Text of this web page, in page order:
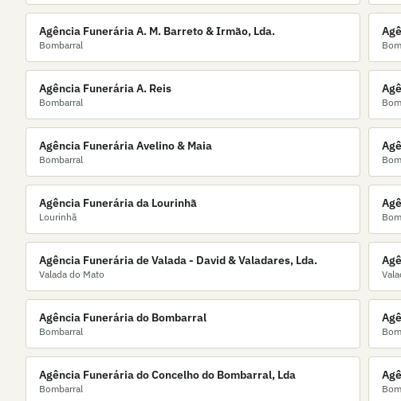
Agência Funerária A. M. Barreto & Irmão, Lda.
Bombarral
Agência Funerária A. Reis
Bombarral
Agência Funerária Avelino & Maia
Bombarral
Agência Funerária da Lourinhã
Lourinhã
Agência Funerária de Valada - David & Valadares, Lda.
Valada do Mato
Agência Funerária do Bombarral
Bombarral
Agência Funerária do Concelho do Bombarral, Lda
Bombarral